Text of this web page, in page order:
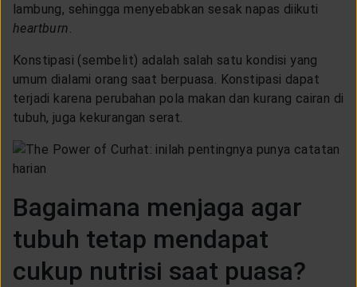
lambung, sehingga menyebabkan sesak napas diikuti
heartburn
Konstipasi (sembelit) adalah salah satu kondisi yang
umum dialami orang saat berpuasa. Konstipasi dapat
terjadi karena perubahan pola makan dan kurang cairan di
tubuh, juga kekurangan serat.
Bagaimana menjaga agar
tubuh tetap mendapat
cukup nutrisi saat puasa?